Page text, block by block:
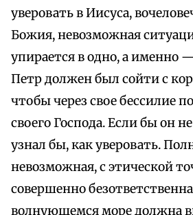
уверовать в Иисуса,
Божия, невозможная
упирается в одно, а именно
Петр должен был сойти с
чтобы через свое бессилие
своего Господа. Если бы он
узнал бы, как уверовать.
невозможная, с этической
совершенно
волнующемся море должна